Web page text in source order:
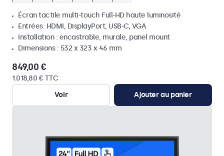
Écran tactile multi-touch Full-HD haute luminosité
Entrées: HDMI, DisplayPort, USB-C, VGA
Installation : encastrable, murale, panel mount
Dimensions : 532 x 323 x 46 mm
849,00 €
1.018,80 € TTC
Voir
Ajouter au panier